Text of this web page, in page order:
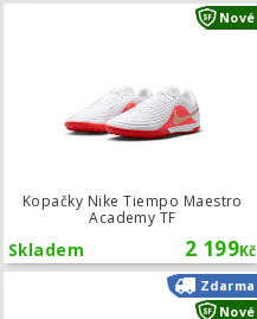
Kopačky Nike Tiempo Maestro
Academy TF
2 199Kč
Skladem
Nové
Zdarma
Nové